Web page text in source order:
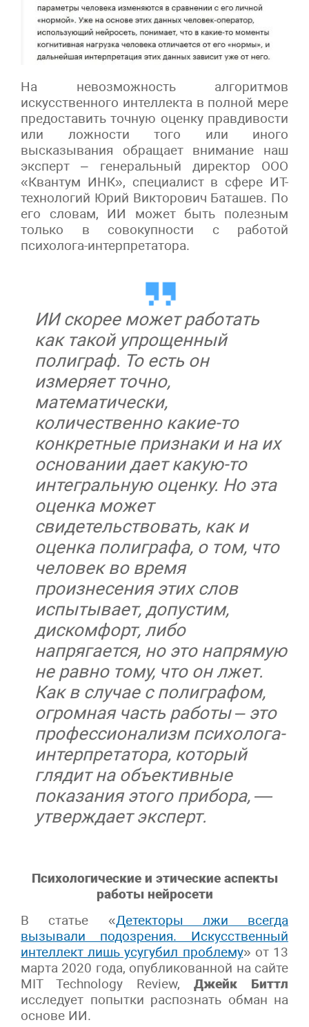
На невозможность алгоритмов
искусственного интеллекта в полной мере
предоставить точную оценку правдивости
или ложности того или иного
высказывания обращает внимание наш
эксперт – генеральный директор ООО
«Квантум ИНК», специалист в сфере ИТ-
технологий Юрий Викторович Баташев. По
его словам, ИИ может быть полезным
только в совокупности с работой
психолога-интерпретатора.
ИИ скорее может работать
как такой упрощенный
полиграф. То есть он
измеряет точно,
математически,
количественно какие-то
конкретные признаки и на их
основании дает какую-то
интегральную оценку. Но эта
оценка может
свидетельствовать, как и
оценка полиграфа, о том, что
человек во время
произнесения этих слов
испытывает, допустим,
дискомфорт, либо
напрягается, но это напрямую
не равно тому, что он лжет.
Как в случае с полиграфом,
огромная часть работы – это
профессионализм психолога-
интерпретатора, который
глядит на объективные
показания этого прибора, —
утверждает эксперт.
Психологические и этические аспекты
работы нейросети
В статье «Детекторы лжи всегда
вызывали подозрения. Искусственный
интеллект лишь усугубил проблему» от 13
марта 2020 года, опубликованной на сайте
MIT Technology Review, Джейк Биттл
исследует попытки распознать обман на
основе ИИ.